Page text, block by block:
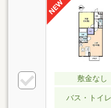
敷金なし
バス・トイ